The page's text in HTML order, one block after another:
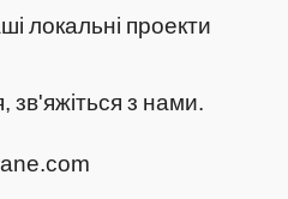
локальні проекти
зв'яжіться з нами.